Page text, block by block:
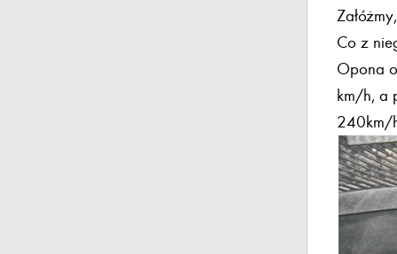
Co z
Opona
km/h, a
240km/